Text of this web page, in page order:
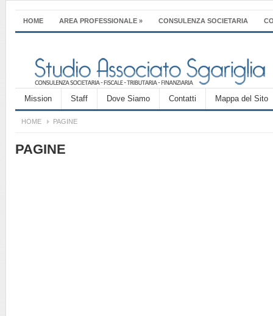
HOME AREA PROFESSIONALE » CONSULENZA SOCIETARIA
Mission Staff Dove Siamo Contatti Mappa del Sito
HOME PAGINE
PAGINE